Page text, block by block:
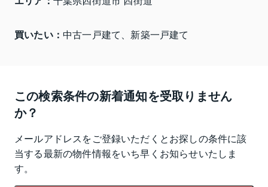
買いたい： 中古一戸建て、新築一戸建て
この検索条件の新着通知を受取りません
か？
メールアドレスをご登録いただくとお探しの条件に該
当する最新の物件情報をいち早くお知らせいたしま
す。